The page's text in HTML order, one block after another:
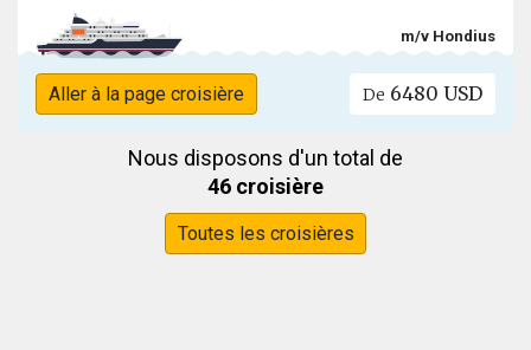
m/v Hondius
Aller à la page croisière De 6480 USD
Nous disposons d'un total de
46 croisière
Toutes les croisières